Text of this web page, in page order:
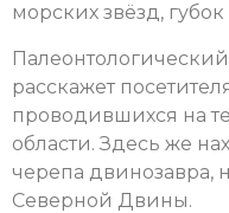
морских звёзд,
расскажет
проводившихся на
области. Здесь же
черепа двинозавра,
Северной Двины.